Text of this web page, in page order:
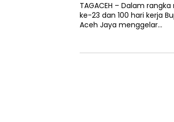
TAGACEH – Dalam
ke-23 dan 100 hari kerja
Aceh Jaya menggelar…